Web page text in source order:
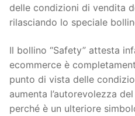
delle condizioni di vendita
rilasciando lo speciale
Il bollino “Safety” attesta
ecommerce è
punto di vista delle
aumenta l’autorevolezza
perché è un ulteriore